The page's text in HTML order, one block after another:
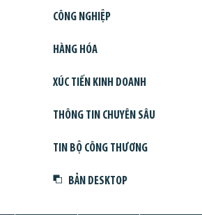
CÔNG NGHIỆP
HÀNG HÓA
XÚC TIẾN KINH DOANH
THÔNG TIN CHUYÊN SÂU
TIN BỘ CÔNG THƯƠNG
BẢN DESKTOP